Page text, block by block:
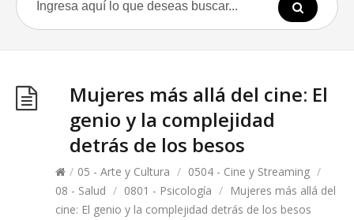
Mujeres más allá del cine: El
genio y la complejidad
detrás de los besos
/ 05 - Arte y Cultura / 0504 - Cine y Streaming /
08 - Salud / 0801 - Psicología / Mujeres más allá del
cine: El genio y la complejidad detrás de los besos